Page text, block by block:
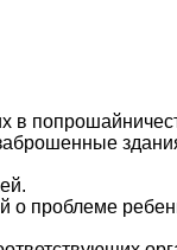
в
проблеме